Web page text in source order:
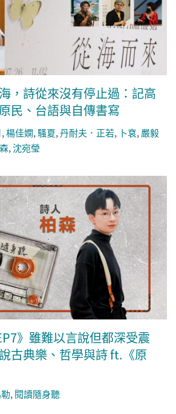
，詩從來沒有停止過：記高
民、台語與自傳書寫
,楊佳嫻,騷夏,丹耐夫．正若, 卜袞,嚴毅
,沈宛瑩
》雖難以言說但都深受震
古典樂、哲學與詩 ft.《原
, 閱讀隨身聽